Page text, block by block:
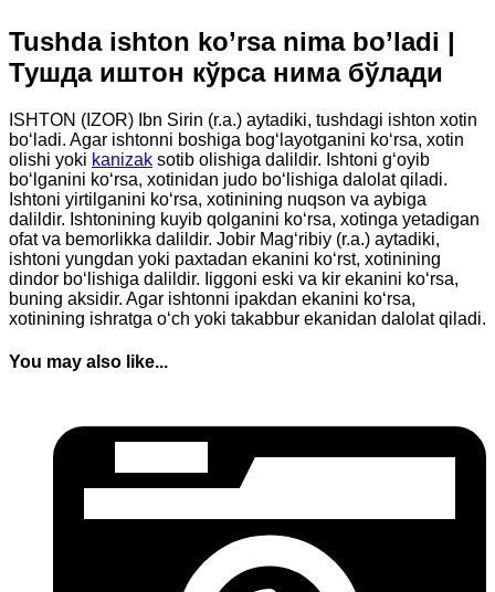
Tushda ishton ko’rsa nima bo’ladi |
Тушда иштон кўрса нима бўлади
ISHTON (IZOR) Ibn Sirin (r.a.) aytadiki, tushdagi ishton xotin
bo‘ladi. Agar ishtonni boshiga bog‘layotganini ko‘rsa, xotin
olishi yoki kanizak sotib olishiga dalildir. Ishtoni g‘oyib
bo‘lganini ko‘rsa, xotinidan judo bo‘lishiga dalolat qiladi.
Ishtoni yirtilganini ko‘rsa, xotinining nuqson va aybiga
dalildir. Ishtonining kuyib qolganini ko‘rsa, xotinga yetadigan
ofat va bemorlikka dalildir. Jobir Mag‘ribiy (r.a.) aytadiki,
ishtoni yungdan yoki paxtadan ekanini ko‘rst, xotinining
dindor bo‘lishiga dalildir. Iiggoni eski va kir ekanini ko‘rsa,
buning aksidir. Agar ishtonni ipakdan ekanini ko‘rsa,
xotinining ishratga o‘ch yoki takabbur ekanidan dalolat qiladi.
You may also like...